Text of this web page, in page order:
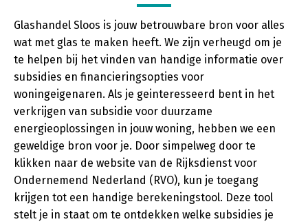
Glashandel Sloos is jouw betrouwbare bron voor alles
wat met glas te maken heeft. We zijn verheugd om je
te helpen bij het vinden van handige informatie over
subsidies en financieringsopties voor
woningeigenaren. Als je geinteresseerd bent in het
verkrijgen van subsidie voor duurzame
energieoplossingen in jouw woning, hebben we een
geweldige bron voor je. Door simpelweg door te
klikken naar de website van de Rijksdienst voor
Ondernemend Nederland (RVO), kun je toegang
krijgen tot een handige berekeningstool. Deze tool
stelt je in staat om te ontdekken welke subsidies je